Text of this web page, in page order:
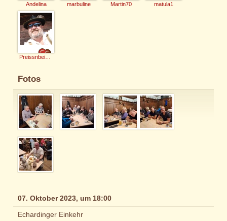
Andelina marbuline Martin70 matula1
Fotos
07. Oktober 2023, um 18:00
Echardinger Einkehr